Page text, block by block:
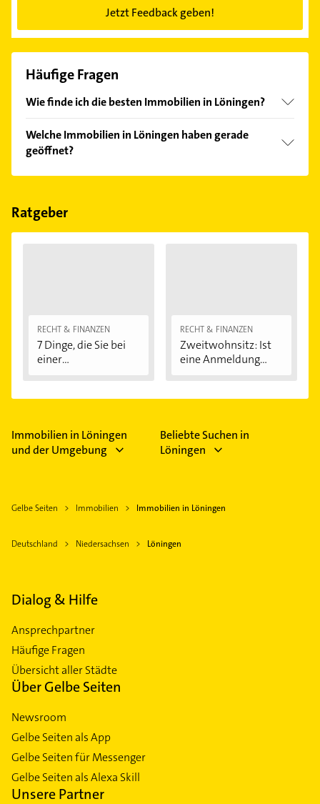
Jetzt Feedback geben!
Häufige Fragen
Wie finde ich die besten Immobilien in Löningen?
Kundenmeinungen und profitieren Sie von den
Empfehlungen. Die Suchergebnisse können Sie sich
einfach nachBewertungensortiert anzeigen lassen.
Welche Immobilien in Löningen haben gerade
geöffnet?
Im Anbieter-Bereich finden Sie alleÖffnungszeiten.
Feiertagen abweichen können.
Ratgeber
RECHT & FINANZEN
7 Dinge, die Sie bei
einer
RECHT & FINANZEN
Zweitwohnsitz: Ist
eine Anmeldung...
Immobilien in Löningen
und der Umgebung
Beliebte Suchen in
Löningen
Gelbe Seiten Immobilien Immobilien in Löningen
Deutschland Niedersachsen Löningen
Dialog & Hilfe
Ansprechpartner
Häufige Fragen
Übersicht aller Städte
Über Gelbe Seiten
Newsroom
Gelbe Seiten als App
Gelbe Seiten für Messenger
Gelbe Seiten als Alexa Skill
Unsere Partner